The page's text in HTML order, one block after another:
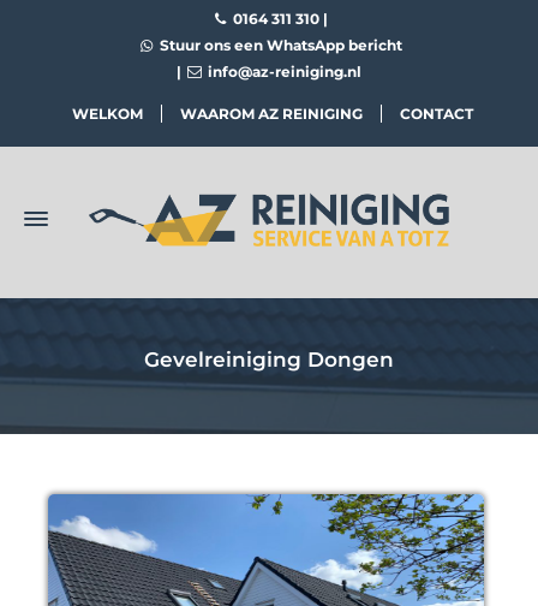
0164 311 310 |
Stuur ons een WhatsApp bericht
|
info@az-reiniging.nl
WELKOM WAAROM AZ REINIGING CONTACT
Gevelreiniging Dongen